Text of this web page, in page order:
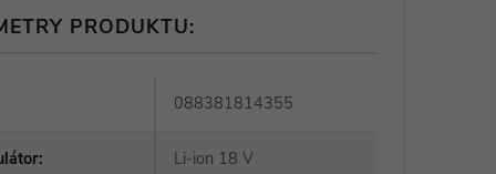
PRODUKTU:
088381814355
: Li-ion 18 V